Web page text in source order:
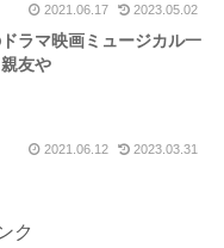
2021.06.17 2023.05.02
ラマ映画ミュージカル一
友や
2021.06.12 2023.03.31
ク